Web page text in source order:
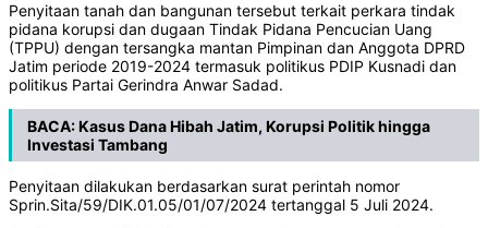
Penyitaan tanah dan bangunan tersebut terkait perkara tindak
pidana korupsi dan dugaan Tindak Pidana Pencucian Uang
(TPPU) dengan tersangka mantan Pimpinan dan Anggota DPRD
Jatim periode 2019-2024 termasuk politikus PDIP Kusnadi dan
politikus Partai Gerindra Anwar Sadad.
BACA:Kasus Dana Hibah Jatim, Korupsi Politik hingga
Investasi Tambang
Penyitaan dilakukan berdasarkan surat perintah nomor
Sprin.Sita/59/DIK.01.05/01/07/2024 tertanggal 5 Juli 2024.